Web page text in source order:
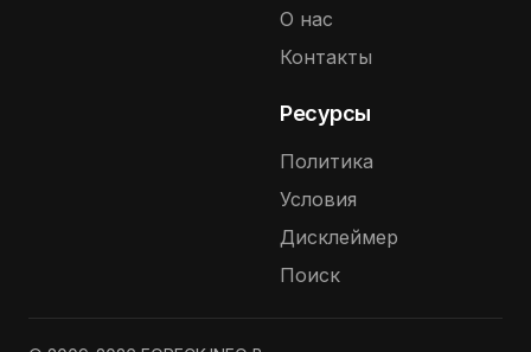
О нас
Контакты
Ресурсы
Политика
Условия
Дисклеймер
Поиск